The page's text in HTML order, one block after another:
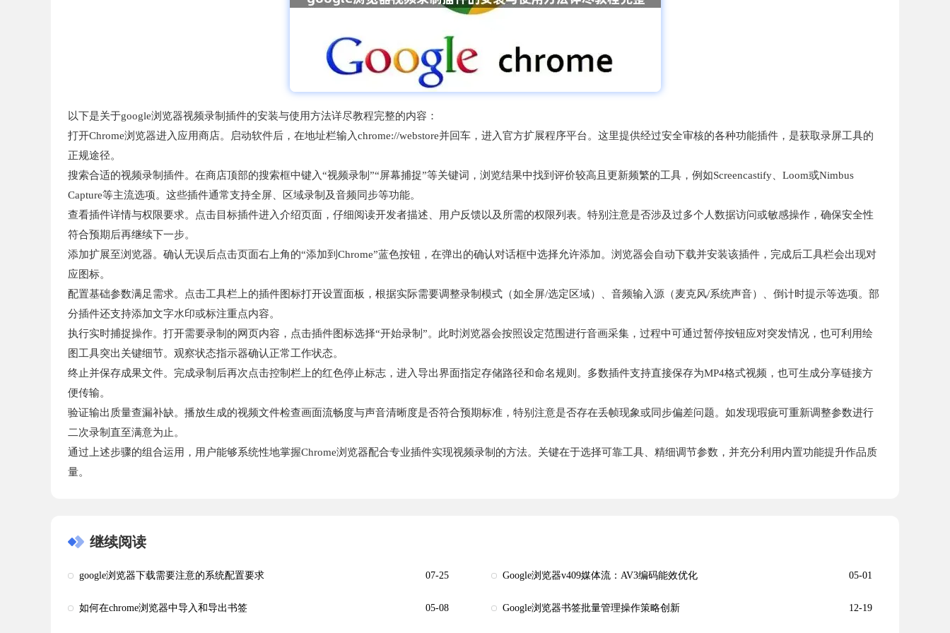
以下是关于google浏览器视频录制插件的安装与使用方法详尽教程完整的内容：
打开Chrome浏览器进入应用商店。启动软件后，在地址栏输入chrome://webstore并回车，进入官方扩展程序平台。这里提供经过安全审核的各种功能插件，是获取录屏工具的
正规途径。
搜索合适的视频录制插件。在商店顶部的搜索框中键入“视频录制”“屏幕捕捉”等关键词，浏览结果中找到评价较高且更新频繁的工具，例如Screencastify、Loom或Nimbus
Capture等主流选项。这些插件通常支持全屏、区域录制及音频同步等功能。
查看插件详情与权限要求。点击目标插件进入介绍页面，仔细阅读开发者描述、用户反馈以及所需的权限列表。特别注意是否涉及过多个人数据访问或敏感操作，确保安全性
符合预期后再继续下一步。
添加扩展至浏览器。确认无误后点击页面右上角的“添加到Chrome”蓝色按钮，在弹出的确认对话框中选择允许添加。浏览器会自动下载并安装该插件，完成后工具栏会出现对
应图标。
配置基础参数满足需求。点击工具栏上的插件图标打开设置面板，根据实际需要调整录制模式（如全屏/选定区域）、音频输入源（麦克风/系统声音）、倒计时提示等选项。部
分插件还支持添加文字水印或标注重点内容。
执行实时捕捉操作。打开需要录制的网页内容，点击插件图标选择“开始录制”。此时浏览器会按照设定范围进行音画采集，过程中可通过暂停按钮应对突发情况，也可利用绘
图工具突出关键细节。观察状态指示器确认正常工作状态。
终止并保存成果文件。完成录制后再次点击控制栏上的红色停止标志，进入导出界面指定存储路径和命名规则。多数插件支持直接保存为MP4格式视频，也可生成分享链接方
便传输。
验证输出质量查漏补缺。播放生成的视频文件检查画面流畅度与声音清晰度是否符合预期标准，特别注意是否存在丢帧现象或同步偏差问题。如发现瑕疵可重新调整参数进行
二次录制直至满意为止。
通过上述步骤的组合运用，用户能够系统性地掌握Chrome浏览器配合专业插件实现视频录制的方法。关键在于选择可靠工具、精细调节参数，并充分利用内置功能提升作品质
量。
继续阅读
google浏览器下载需要注意的系统配置要求 07-25 Google浏览器v409媒体流：AV3编码能效优化 05-01
如何在chrome浏览器中导入和导出书签 05-08 Google浏览器书签批量管理操作策略创新 12-19